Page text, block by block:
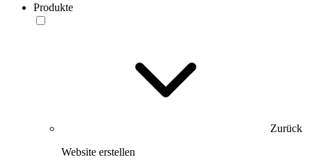
Produkte
Zurück
Website erstellen